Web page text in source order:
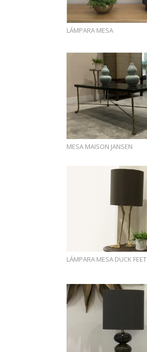
LÁMPARA MESA
MESA MAISON JANSEN
LÁMPARA MESA DUCK FEET